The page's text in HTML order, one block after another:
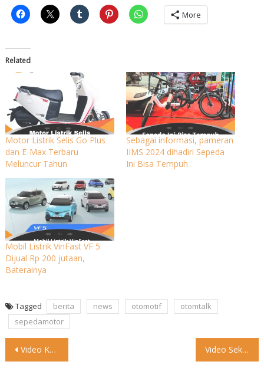
More
Related
Motor Listrik Selis Go Plus
dan E-Max Terbaru
Meluncur Tahun
Sebagai informasi, pameran
IIMS 2024 dihadiri Sepeda
Ini Bisa Tempuh
Mobil Listrik VinFast VF 5
Dijual Rp 200 jutaan,
Baterainya
Tagged berita news otomotif
otomtalk
sepedamotor
Post
Video Kelen waktu SMP bawa apa? #otomtalk #lucu #mobil Video Sekalian cuci kereta #otomtalk #lucu #sepedamotor